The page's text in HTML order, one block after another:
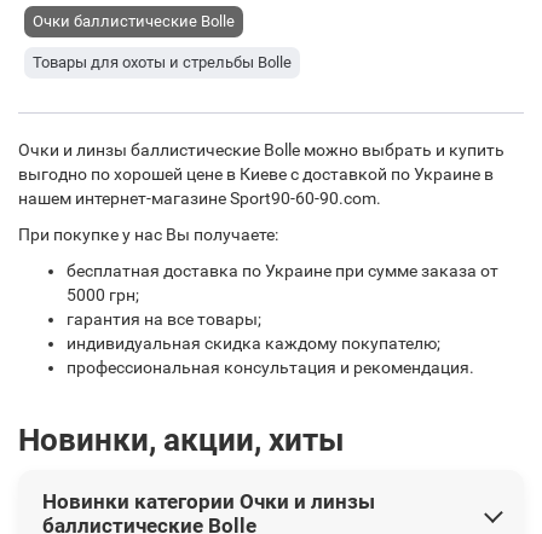
Очки баллистические Bolle
Товары для охоты и стрельбы Bolle
Очки и линзы баллистические Bolle можно выбрать и купить
выгодно по хорошей цене в Киеве с доставкой по Украине в
нашем интернет-магазине Sport90-60-90.com.
При покупке у нас Вы получаете:
бесплатная доставка по Украине при сумме заказа от
5000 грн;
гарантия на все товары;
индивидуальная скидка каждому покупателю;
профессиональная консультация и рекомендация.
Новинки, акции, хиты
Новинки категории Очки и линзы
баллистические Bolle